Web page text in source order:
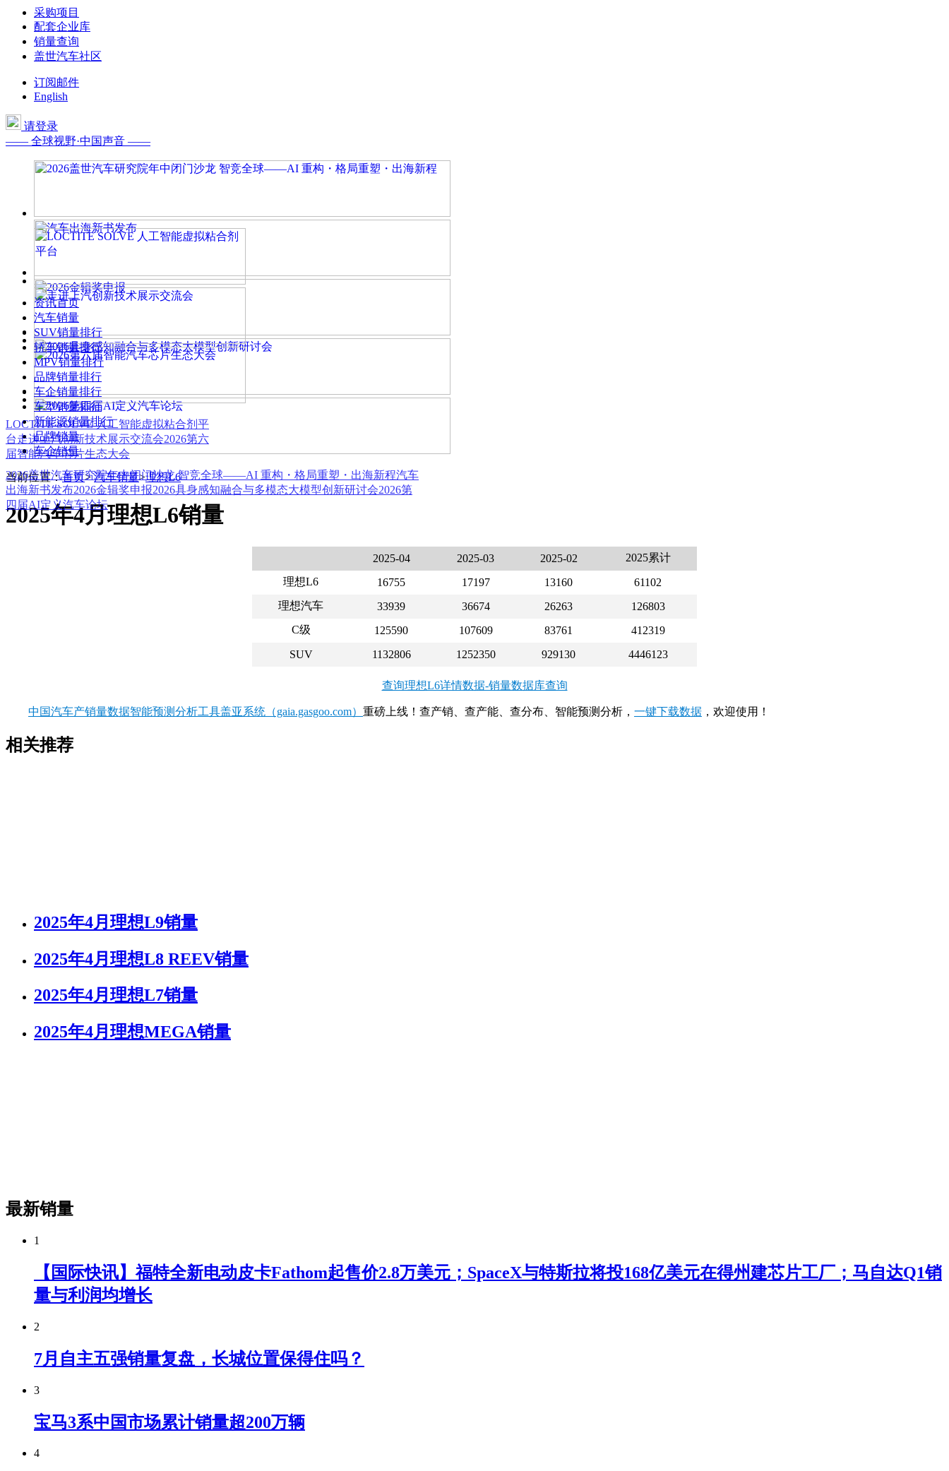
采购项目
配套企业库
销量查询
盖世汽车社区
订阅邮件
English
请登录
—— 全球视野·中国声音 ——
2026盖世汽车研究院年中闭门沙龙 智竞全球——AI 重构・格局重塑・出海新程汽车
出海新书发布2026金辑奖申报2026具身感知融合与多模态大模型创新研讨会2026第
四届AI定义汽车论坛
LOCTITE SOLVE 人工智能虚拟粘合剂平
台走进上汽创新技术展示交流会2026第六
届智能汽车芯片生态大会
资讯首页
汽车销量
SUV销量排行
轿车销量排行
MPV销量排行
品牌销量排行
车企销量排行
车型销量排行
新能源销量排行
品牌销量
车企销量
当前位置：首页>汽车销量>理想L6
2025年4月理想L6销量
2025-04 2025-03 2025-02
2025累计
理想L6
16755 17197 13160
61102
理想汽车
33939 36674 26263
126803
C级
125590 107609 83761
412319
SUV
1132806 1252350 929130 4446123
查询理想L6详情数据-销量数据库查询
中国汽车产销量数据智能预测分析工具盖亚系统（gaia.gasgoo.com） 重磅上线！查产销、查产能、查分布、智能预测分析， 一键下载数据 ，欢迎使用！
相关推荐
2025年4月理想L9销量
2025年4月理想L8 REEV销量
2025年4月理想L7销量
2025年4月理想MEGA销量
最新销量
1
【国际快讯】福特全新电动皮卡Fathom起售价2.8万美元；SpaceX与特斯拉将投168亿美元在得州建芯片工厂；马自达Q1销
量与利润均增长
2
7月自主五强销量复盘，长城位置保得住吗？
3
宝马3系中国市场累计销量超200万辆
4